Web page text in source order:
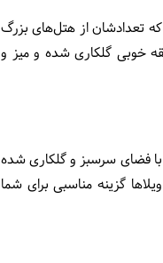
که تعدادشان از هتل‌های بزرگ
خوبی گلکاری شده و میز و
با فضای سرسبز و گلکاری شده
گزینه مناسبی برای شما